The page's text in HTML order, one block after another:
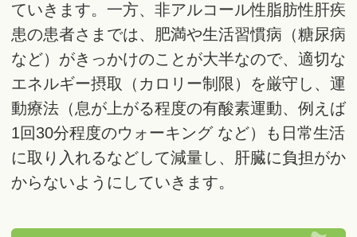
ていきます。一方、非アルコール性脂肪性肝疾
患の患者さまでは、肥満や生活習慣病（糖尿病
など）がきっかけのことが大半なので、適切な
エネルギー摂取（カロリー制限）を厳守し、運
動療法（息が上がる程度の有酸素運動、例えば
1回30分程度のウォーキング など）も日常生活
に取り入れるなどして減量し、肝臓に負担がか
からないようにしていきます。